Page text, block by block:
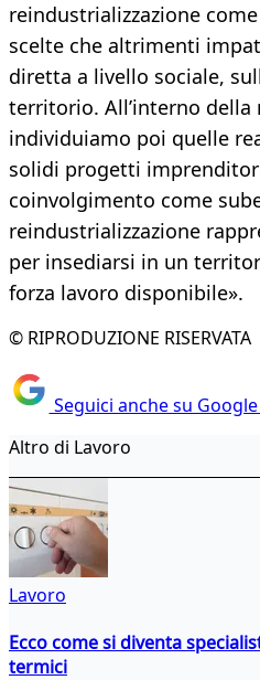
reindustrializzazione
scelte che altrimenti
diretta a livello sociale,
territorio. All’interno della
individuiamo poi quelle
solidi progetti
coinvolgimento come
reindustrializzazione
per insediarsi in un
forza lavoro disponibile».
© RIPRODUZIONE RISERVATA
Seguici anche su
Altro di Lavoro
Lavoro
Ecco come si diventa
termici